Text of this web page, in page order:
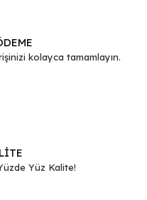
kolayca tamamlayın.
Yüz Kalite!